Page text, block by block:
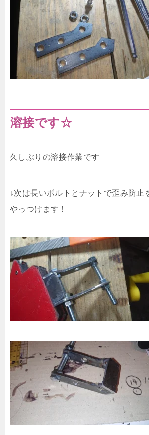
溶接です☆
久しぶりの溶接作業です
↓次は長いボルトとナットで歪み防止
やっつけます！